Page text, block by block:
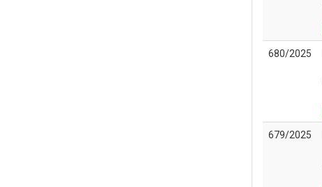
680/2025
679/2025